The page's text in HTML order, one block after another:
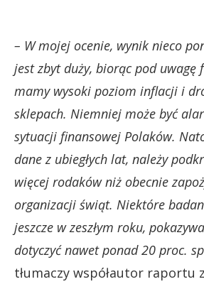
– W mojej ocenie, wynik nieco
jest zbyt duży, biorąc pod uwagę
mamy wysoki poziom inflacji i
sklepach. Niemniej może być
sytuacji finansowej Polaków.
dane z ubiegłych lat, należy
więcej rodaków niż obecnie
organizacji świąt. Niektóre
jeszcze w zeszłym roku,
dotyczyć nawet ponad 20 proc.
tłumaczy współautor raportu